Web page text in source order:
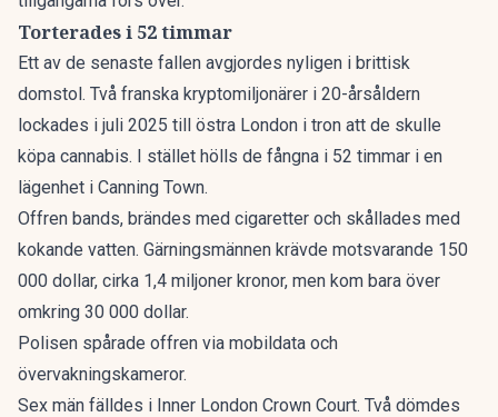
Torterades i 52 timmar
Ett av de senaste fallen avgjordes nyligen i brittisk
domstol. Två franska kryptomiljonärer i 20-årsåldern
lockades i juli 2025 till östra London i tron att de skulle
köpa cannabis. I stället hölls de fångna i 52 timmar i en
lägenhet i Canning Town.
Offren bands, brändes med cigaretter och skållades med
kokande vatten. Gärningsmännen krävde motsvarande 150
000 dollar, cirka 1,4 miljoner kronor, men kom bara över
omkring 30 000 dollar.
Polisen spårade offren via mobildata och
övervakningskameror.
Sex män fälldes i Inner London Crown Court. Två dömdes